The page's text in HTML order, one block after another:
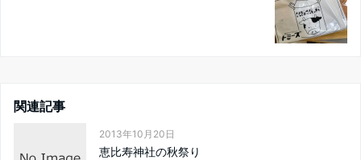
関連記事
2013年10月20日
恵比寿神社の秋祭り